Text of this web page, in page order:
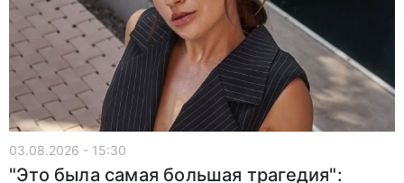
03.08.2026 - 15:30
"Это была самая большая трагедия":